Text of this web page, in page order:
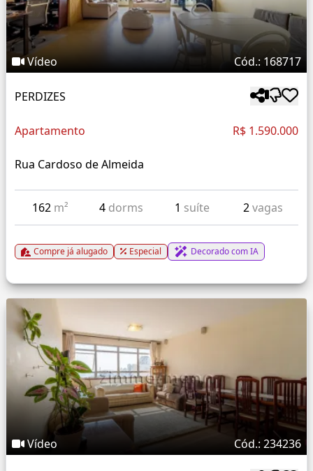
Vídeo Cód.: 168717
PERDIZES
Apartamento R$ 1.590.000
Rua Cardoso de Almeida
162 m² 4 dorms 1 suíte 2vagas
Compre já alugado Especial Decorado com IA
Vídeo Cód.: 234236